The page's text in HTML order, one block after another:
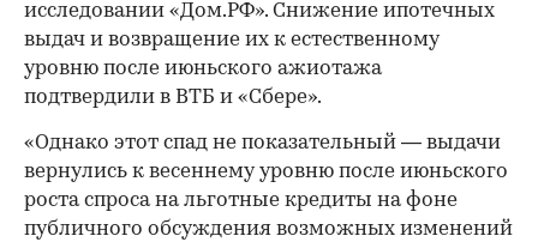
исследовании «Дом.РФ». Снижение ипотечных
выдач и возвращение их к естественному
уровню после июньского ажиотажа
подтвердили в ВТБ и «Сбере».
«Однако этот спад не показательный — выдачи
вернулись к весеннему уровню после июньского
роста спроса на льготные кредиты на фоне
публичного обсуждения возможных изменений